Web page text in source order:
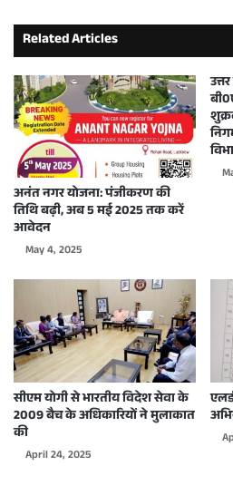
Related Articles
अनंत नगर योजना: पंजीकरण की
तिथि बढ़ी, अब 5 मई 2025 तक करें
आवेदन
May 4, 2025
सीएम योगी से भारतीय विदेश सेवा के
2009 बैच के अधिकारियों ने मुलाकात
की
April 24, 2025